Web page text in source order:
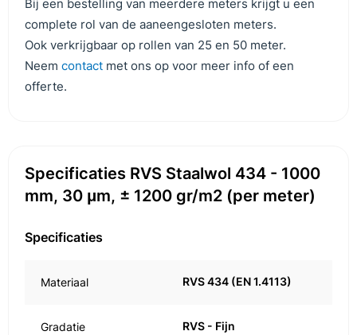
Bij een bestelling van meerdere meters krijgt u een
complete rol van de aaneengesloten meters.
Ook verkrijgbaar op rollen van 25 en 50 meter.
Neem contact met ons op voor meer info of een
offerte.
Specificaties RVS Staalwol 434 - 1000
mm, 30 μm, ± 1200 gr/m2 (per meter)
Specificaties
Materiaal RVS 434 (EN 1.4113)
Gradatie RVS - Fijn